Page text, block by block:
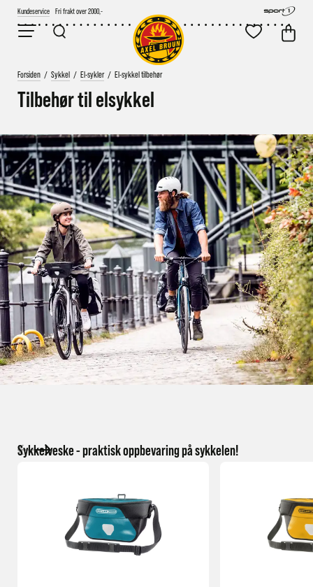
Kundeservice Fri frakt over 2000,-
Forsiden / Sykkel / El-sykler / El-sykkel tilbehør
Tilbehør til elsykkel
Sykkelveske - praktisk oppbevaring på sykkelen!